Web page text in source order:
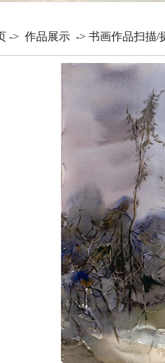
-> 作品展示 -> 书画作品扫描/